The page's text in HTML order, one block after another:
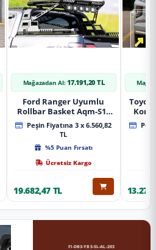
Mağazadan Al: 17.191,20 TL
Ford Ranger Uyumlu
Rollbar Basket Aqm-S10
2015+ Uyumlu
Peşin Fiyatına 3 x 6.560,82
TL
%5 Puan Fırsatı
Ücretsiz Kargo
19.682,47 TL
FI-DB3-YBS-SL-AL-203